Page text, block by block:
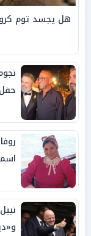
هل يجسد توم